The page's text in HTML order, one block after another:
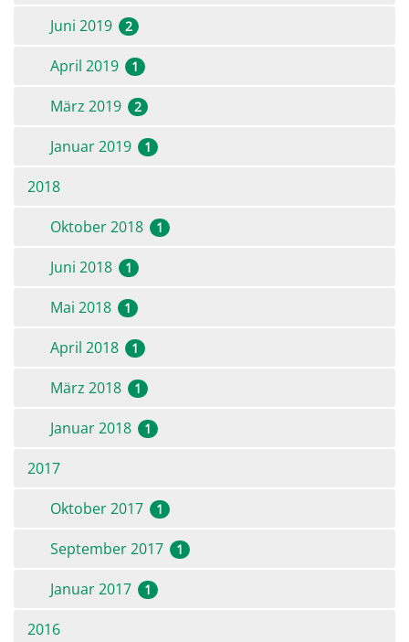
Juni 2019 2
April 2019 1
März 2019 2
Januar 2019 1
2018
Oktober 2018
1
Juni 2018 1
Mai 2018 1
April 2018 1
März 2018 1
Januar 2018 1
2017
Oktober 2017
1
September 2017 1
Januar 2017 1
2016